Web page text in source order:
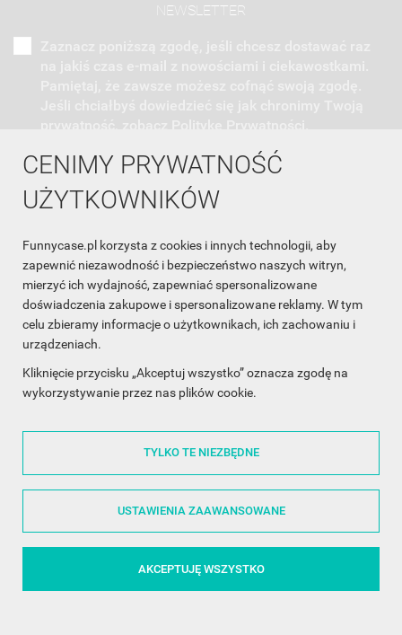
CENIMY PRYWATNOŚĆ
UŻYTKOWNIKÓW
Funnycase.pl korzysta z cookies i innych technologii, aby
zapewnić niezawodność i bezpieczeństwo naszych witryn,
mierzyć ich wydajność, zapewniać spersonalizowane
doświadczenia zakupowe i spersonalizowane reklamy. W tym
celu zbieramy informacje o użytkownikach, ich zachowaniu i
urządzeniach.
Kliknięcie przycisku „Akceptuj wszystko” oznacza zgodę na
wykorzystywanie przez nas plików cookie.
TYLKO TE NIEZBĘDNE
USTAWIENIA ZAAWANSOWANE
AKCEPTUJĘ WSZYSTKO
NEWSLETTER
INFORMACJA O SKLEPIE
INFORMACJE
OBSŁUGA KLIENTA
WSPÓŁPRACA
ŚLEDŹ NAS NA FACEBOOKU
Made with❤in Poland